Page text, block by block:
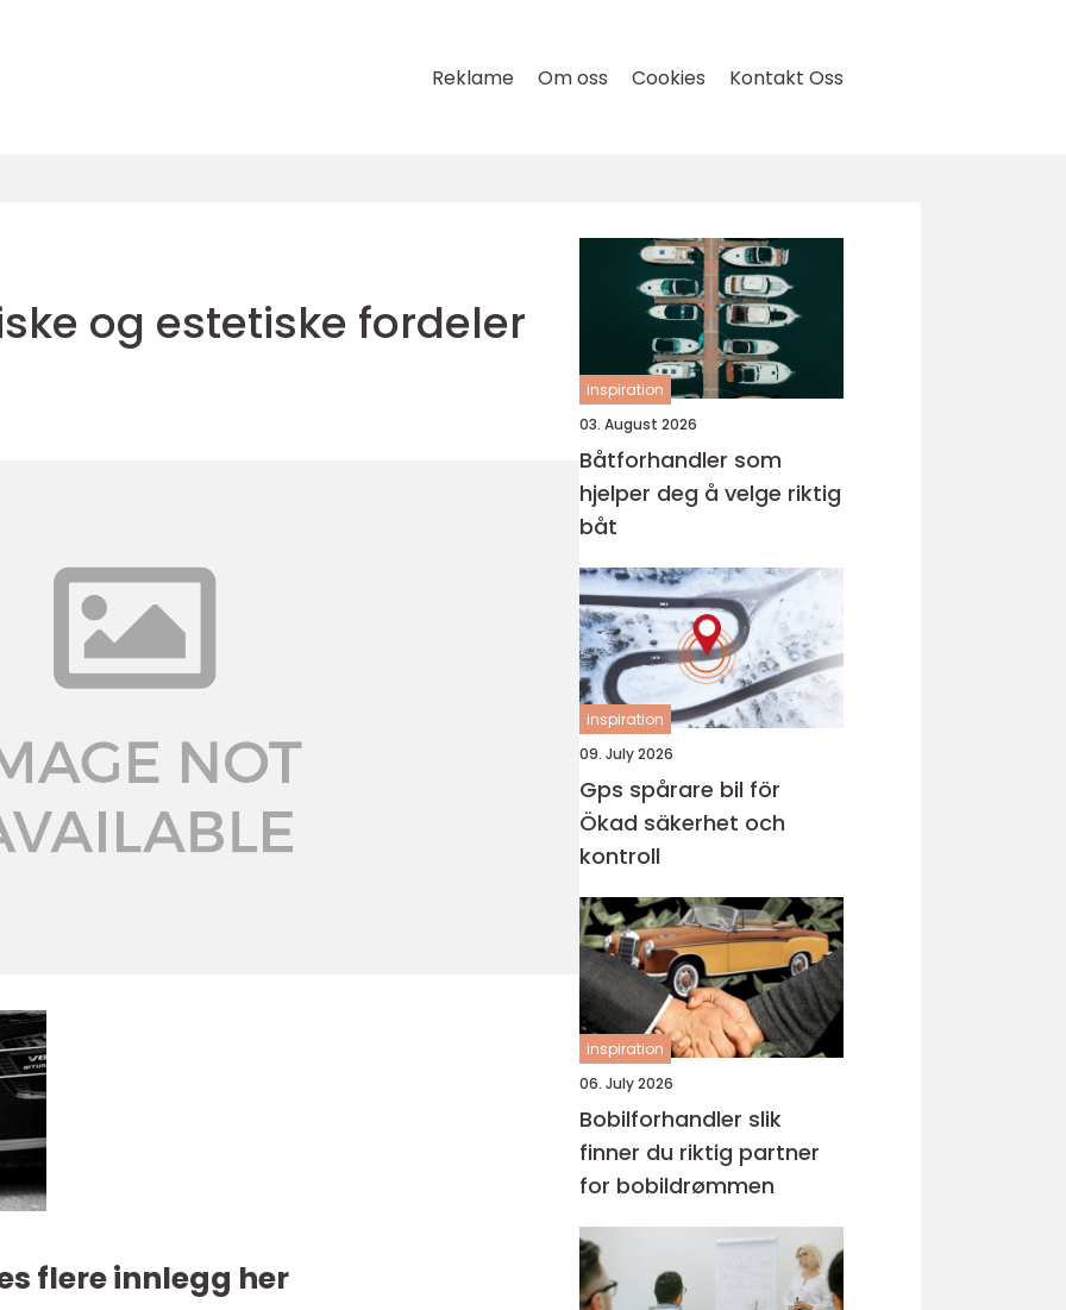
Reklame Om oss Cookies Kontakt Oss
og estetiske fordeler
flere innlegg her
inspiration
03. August 2026
Båtforhandler som
hjelper deg å velge riktig
båt
inspiration
09. July 2026
Gps spårare bil för
Ökad säkerhet och
kontroll
inspiration
06. July 2026
Bobilforhandler slik
finner du riktig partner
for bobildrømmen